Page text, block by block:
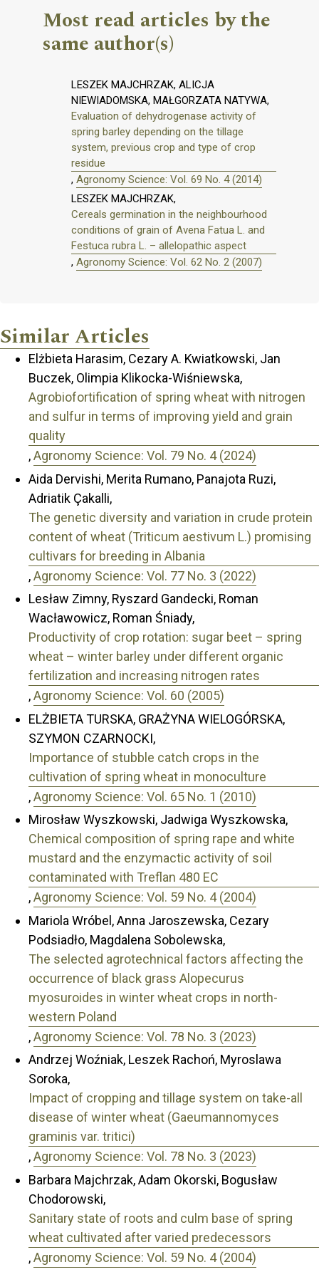
Most read articles by the
same author(s)
LESZEK MAJCHRZAK, ALICJA
NIEWIADOMSKA, MAŁGORZATA NATYWA,
Evaluation of dehydrogenase activity of
spring barley depending on the tillage
system, previous crop and type of crop
residue
, Agronomy Science: Vol. 69 No. 4 (2014)
LESZEK MAJCHRZAK,
Cereals germination in the neighbourhood
conditions of grain of Avena Fatua L. and
Festuca rubra L. – allelopathic aspect
, Agronomy Science: Vol. 62 No. 2 (2007)
Similar Articles
Elżbieta Harasim, Cezary A. Kwiatkowski, Jan
Buczek, Olimpia Klikocka-Wiśniewska,
Agrobiofortification of spring wheat with nitrogen
and sulfur in terms of improving yield and grain
quality
,Agronomy Science: Vol. 79 No. 4 (2024)
Aida Dervishi, Merita Rumano, Panajota Ruzi,
Adriatik Çakalli,
The genetic diversity and variation in crude protein
content of wheat (Triticum aestivum L.) promising
cultivars for breeding in Albania
,Agronomy Science: Vol. 77 No. 3 (2022)
Lesław Zimny, Ryszard Gandecki, Roman
Wacławowicz, Roman Śniady,
Productivity of crop rotation: sugar beet – spring
wheat – winter barley under different organic
fertilization and increasing nitrogen rates
,Agronomy Science: Vol. 60 (2005)
ELŻBIETA TURSKA, GRAŻYNA WIELOGÓRSKA,
SZYMON CZARNOCKI,
Importance of stubble catch crops in the
cultivation of spring wheat in monoculture
,Agronomy Science: Vol. 65 No. 1 (2010)
Mirosław Wyszkowski, Jadwiga Wyszkowska,
Chemical composition of spring rape and white
mustard and the enzymactic activity of soil
contaminated with Treflan 480 EC
,Agronomy Science: Vol. 59 No. 4 (2004)
Mariola Wróbel, Anna Jaroszewska, Cezary
Podsiadło, Magdalena Sobolewska,
The selected agrotechnical factors affecting the
occurrence of black grass Alopecurus
myosuroides in winter wheat crops in north-
western Poland
,Agronomy Science: Vol. 78 No. 3 (2023)
Andrzej Woźniak, Leszek Rachoń, Myroslawa
Soroka,
Impact of cropping and tillage system on take-all
disease of winter wheat (Gaeumannomyces
graminis var. tritici)
,Agronomy Science: Vol. 78 No. 3 (2023)
Barbara Majchrzak, Adam Okorski, Bogusław
Chodorowski,
Sanitary state of roots and culm base of spring
wheat cultivated after varied predecessors
,Agronomy Science: Vol. 59 No. 4 (2004)